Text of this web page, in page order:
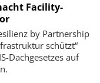
Facility-
by Partnership
schützt“
Dachgesetzes auf